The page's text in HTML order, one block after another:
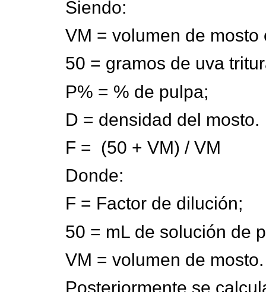
Siendo:
VM = volumen de mosto
50 = gramos de uva
P% = % de pulpa;
D = densidad del mosto.
F = (50 + VM) / VM
Donde:
F = Factor de dilución;
50 = mL de solución de
VM = volumen de mosto.
Posteriormente se